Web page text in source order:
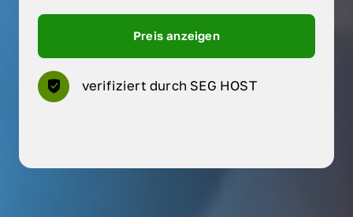
Preis anzeigen
verifiziert durch SEG HOST